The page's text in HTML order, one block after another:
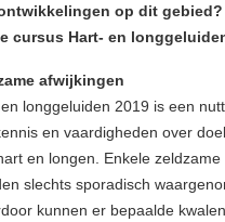
op dit gebied?
cursus Hart- en
afwijkingen
longgeluiden 2019 is een
en vaardigheden over
en longen. Enkele zeldzame
slechts sporadisch
kunnen er bepaalde